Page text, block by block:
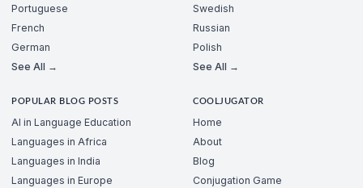
Portuguese
French
German
See All →
Swedish
Russian
Polish
See All →
POPULAR BLOG POSTS
AI in Language Education
Languages in Africa
Languages in India
Languages in Europe
COOLJUGATOR
Home
About
Blog
Conjugation Game